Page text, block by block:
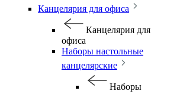
Канцелярия для офиса
Канцелярия для
офиса
Наборы настольные
канцелярские
Наборы